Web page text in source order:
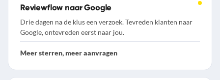
Reviewflow naar Google
Drie dagen na de klus een verzoek. Tevreden klanten naar
Google, ontevreden eerst naar jou.
Meer sterren, meer aanvragen